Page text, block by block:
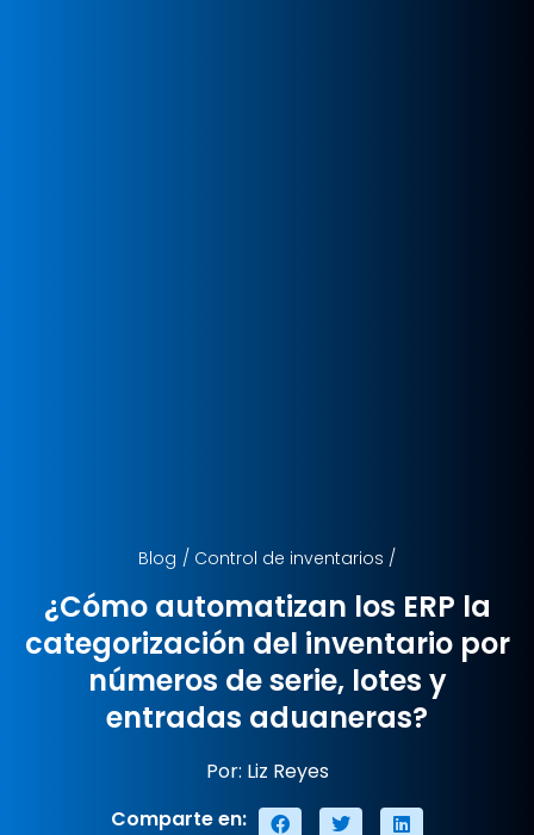
Blog / Control de inventarios /
¿Cómo automatizan los ERP la
categorización del inventario por
números de serie, lotes y
entradas aduaneras?
Por: Liz Reyes
Comparte en: